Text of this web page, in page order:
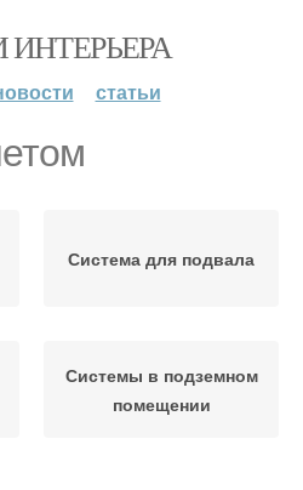
статьи
Система для подвала
Системы в подземном
помещении